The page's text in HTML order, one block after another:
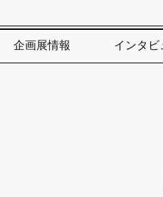
企画展情報 インタビ